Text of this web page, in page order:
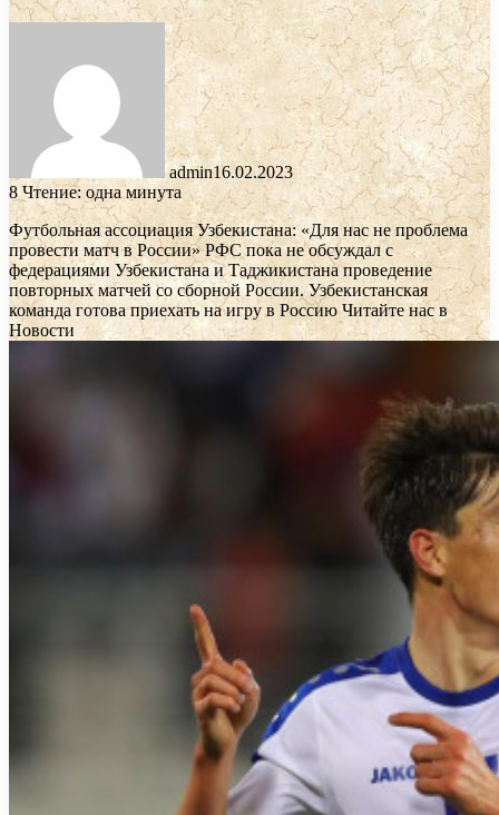
admin16.02.2023
8 Чтение: одна минута
Футбольная ассоциация Узбекистана: «Для нас не проблема
провести матч в России»РФС пока не обсуждал с
федерациями Узбекистана и Таджикистана проведение
повторных матчей со сборной России. Узбекистанская
команда готова приехать на игру в РоссиюЧитайте нас в
Новости